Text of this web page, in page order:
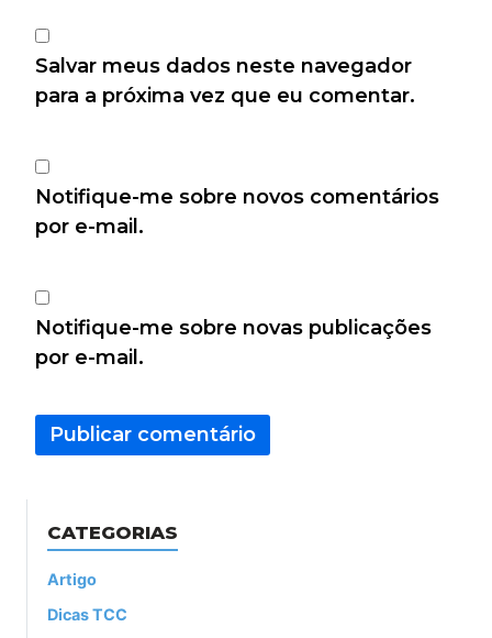
Salvar meus dados neste navegador
para a próxima vez que eu comentar.
Notifique-me sobre novos comentários
por e-mail.
Notifique-me sobre novas publicações
por e-mail.
CATEGORIAS
Artigo
Dicas TCC